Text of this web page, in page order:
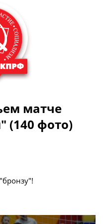
матче
(140 фото)